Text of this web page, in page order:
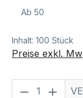
Ab 50
Inhalt: 100 Stück
Preise exkl.
Produkt VE